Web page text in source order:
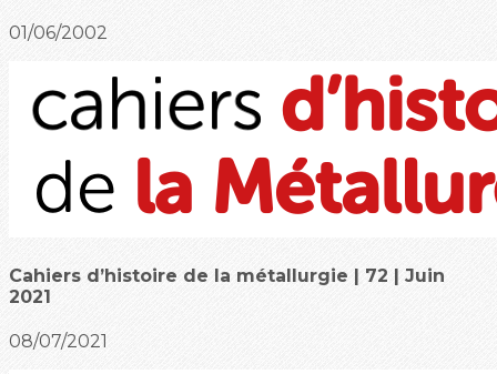
01/06/2002
Cahiers d’histoire de la métallurgie | 72 | Juin
2021
08/07/2021